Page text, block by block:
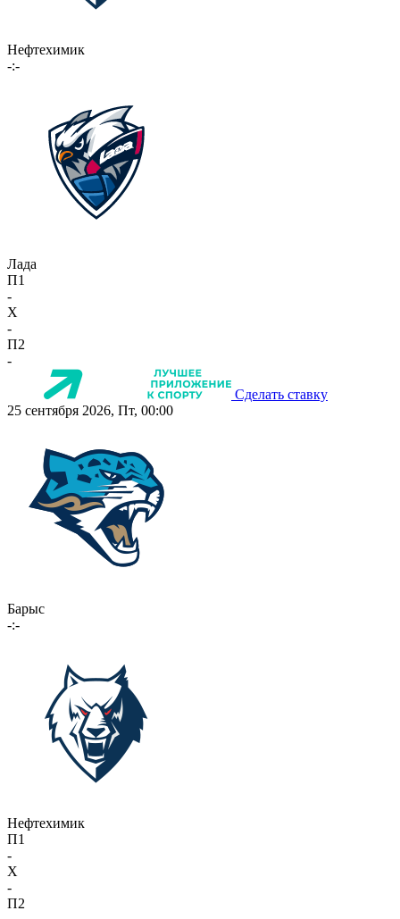
Нефтехимик
-:-
Лада
П1
-
X
-
П2
-
Сделать ставку
25 сентября 2026, Пт, 00:00
Барыс
-:-
Нефтехимик
П1
-
X
-
П2